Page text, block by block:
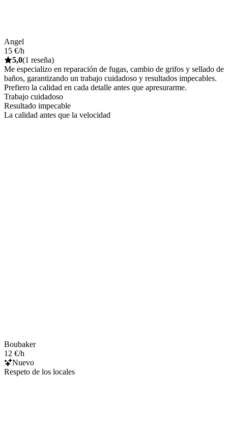
Angel
15 €/h
5,0(1 reseña)
Me especializo en reparación de fugas, cambio de grifos y sellado de
baños, garantizando un trabajo cuidadoso y resultados impecables.
Prefiero la calidad en cada detalle antes que apresurarme.
Trabajo cuidadoso
Resultado impecable
La calidad antes que la velocidad
Boubaker
12 €/h
Nuevo
Respeto de los locales